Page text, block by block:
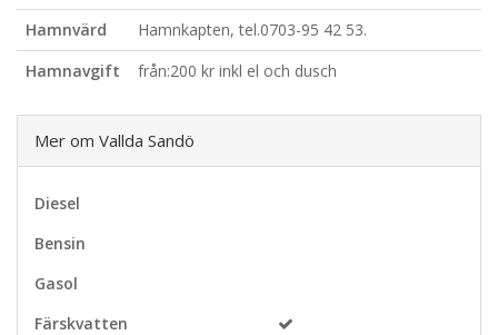
Hamnvärd
Hamnkapten, tel.0703-95 42 53.
Hamnavgift
från:200 kr inkl el och dusch
Mer om Vallda Sandö
Diesel
Bensin
Gasol
Färskvatten